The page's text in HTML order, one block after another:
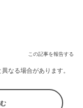
この記事を報告する
なる場合があります。